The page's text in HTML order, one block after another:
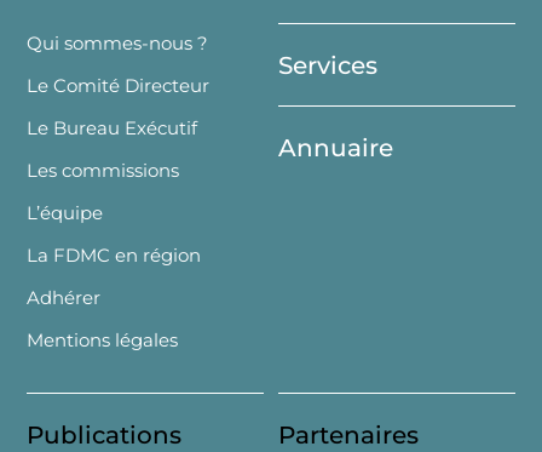
Top
Qui sommes-nous ?
Le Comité Directeur
Le Bureau Exécutif
Les commissions
L’équipe
La FDMC en région
Adhérer
Mentions légales
Services
Annuaire
Publications Partenaires